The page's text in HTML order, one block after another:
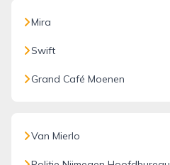
Mira
Swift
Grand Café Moenen
Van Mierlo